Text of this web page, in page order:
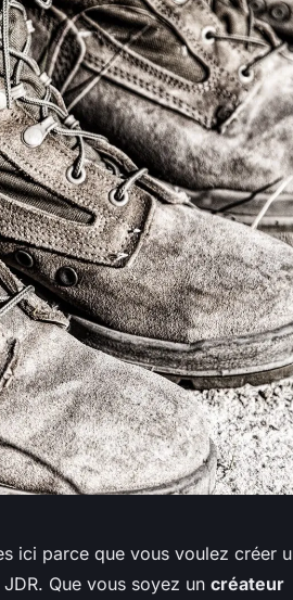
ici parce que vous voulez créer
Que vous soyez un créateur